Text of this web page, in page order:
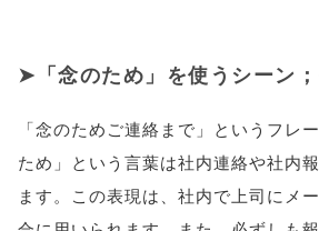
「念のため」を使うシーン
「念のためご連絡まで」というフレ
ため」という言葉は社内連絡や社内
ます。この表現は、社内で上司にメ